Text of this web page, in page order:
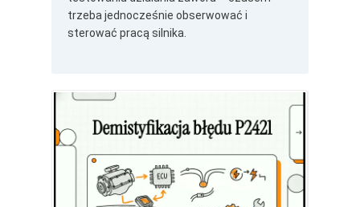
trzeba jednocześnie obserwować i
sterować pracą silnika.